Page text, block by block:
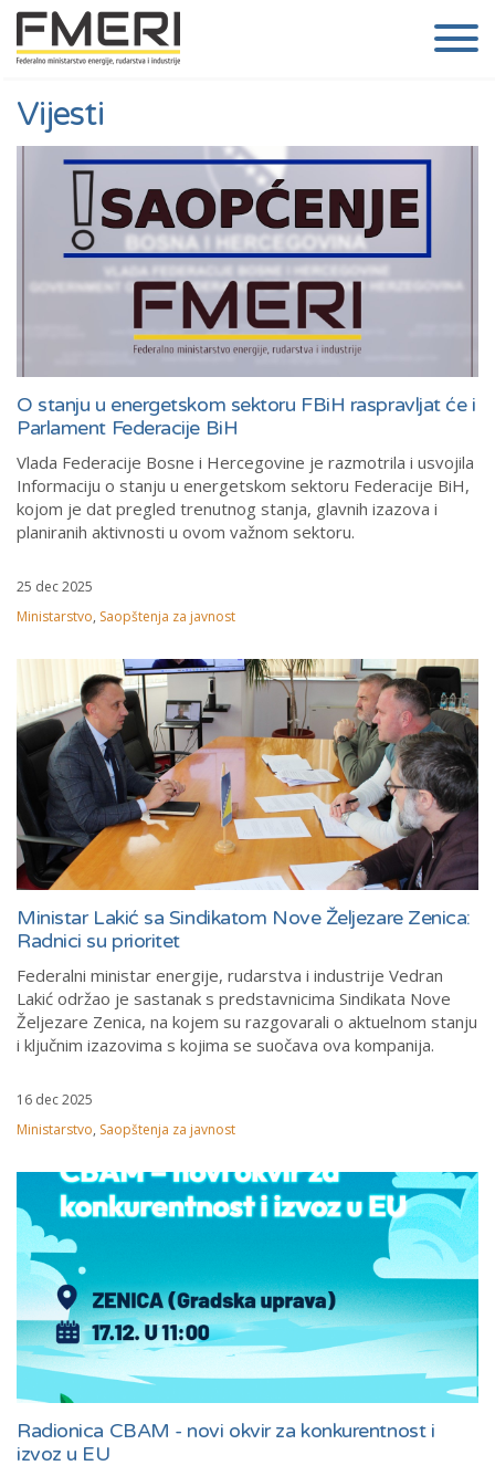
Vijesti
O stanju u energetskom sektoru FBiH raspravljat će i
Parlament Federacije BiH
Vlada Federacije Bosne i Hercegovine je razmotrila i usvojila
Informaciju o stanju u energetskom sektoru Federacije BiH,
kojom je dat pregled trenutnog stanja, glavnih izazova i
planiranih aktivnosti u ovom važnom sektoru.
25 dec 2025
Ministarstvo, Saopštenja za javnost
Ministar Lakić sa Sindikatom Nove Željezare Zenica:
Radnici su prioritet
Federalni ministar energije, rudarstva i industrije Vedran
Lakić održao je sastanak s predstavnicima Sindikata Nove
Željezare Zenica, na kojem su razgovarali o aktuelnom stanju
i ključnim izazovima s kojima se suočava ova kompanija.
16 dec 2025
Ministarstvo, Saopštenja za javnost
Radionica CBAM - novi okvir za konkurentnost i
izvoz u EU